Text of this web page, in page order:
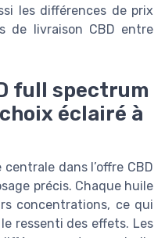
les différences de prix
de livraison CBD entre
full spectrum
éclairé à
centrale dans l’offre CBD
précis. Chaque huile
concentrations, ce qui
ressenti des effets. Les